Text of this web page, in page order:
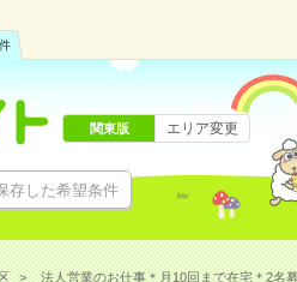
件
存した希望条件
関東版 エリア変更
法人営業のお仕事＊月10回まで在宅＊2名